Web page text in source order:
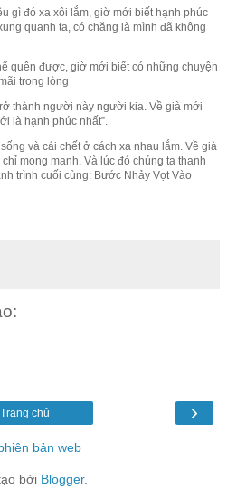
gì đó xa xôi lắm, giờ mới biết hạnh phúc
quanh ta, có chăng là mình đã không
quên được, giờ mới biết có những chuyện
trong lòng
thành người này người kia. Về già mới
là hạnh phúc nhất”.
và cái chết ở cách xa nhau lắm. Về già
mong manh. Và lúc đó chúng ta thanh
trình cuối cùng: Bước Nhảy Vọt Vào
›
Trang chủ
bản web
bởi Blogger.